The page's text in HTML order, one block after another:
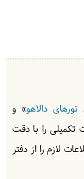
دالاهو» و
تکمیلی را با دقت
لازم را از دفتر